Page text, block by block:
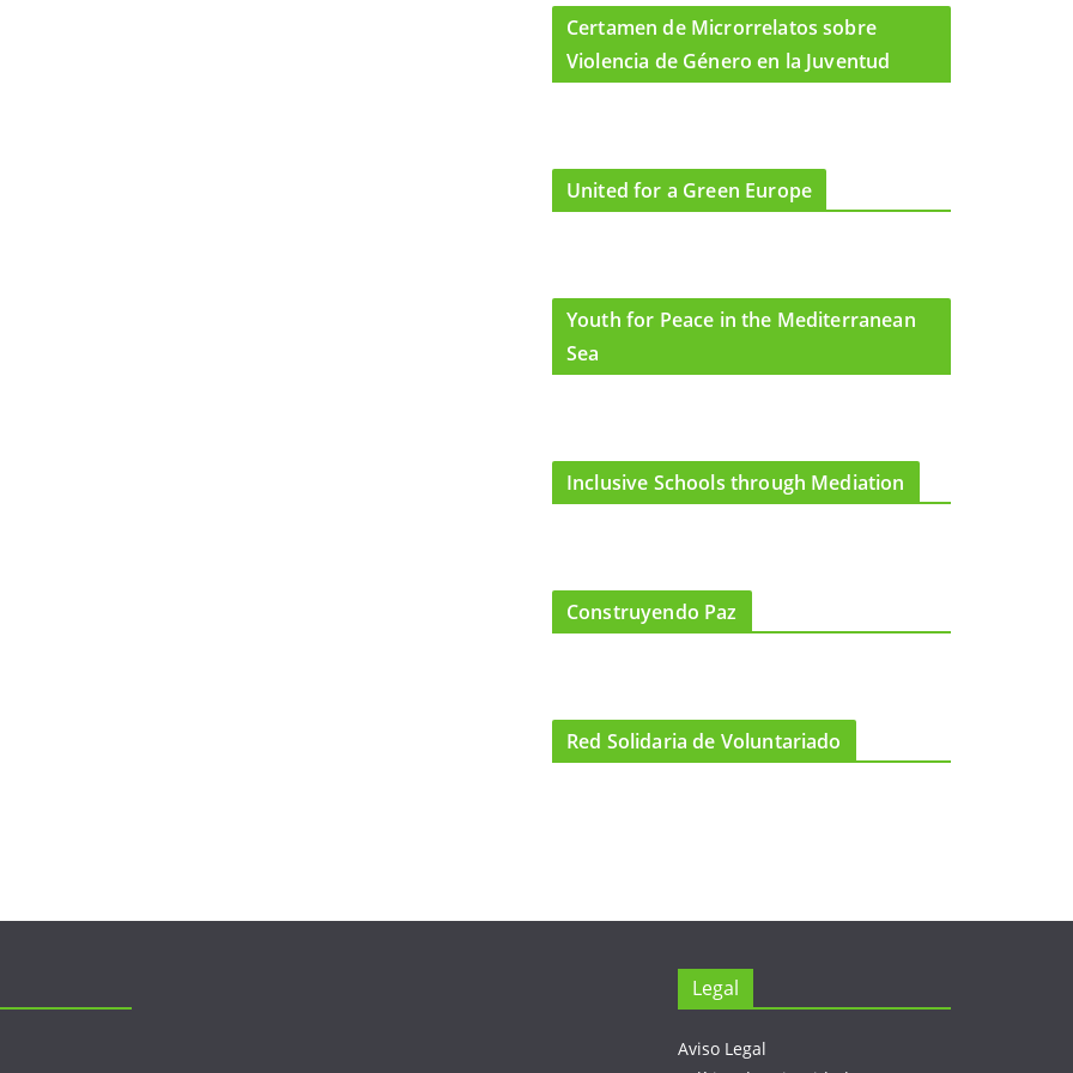
Certamen de Microrrelatos sobre
Violencia de Género en la Juventud
United for a Green Europe
Youth for Peace in the Mediterranean
Sea
Inclusive Schools through Mediation
Construyendo Paz
Red Solidaria de Voluntariado
Legal
Aviso Legal